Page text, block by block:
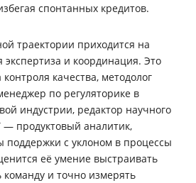
спонтанных кредитов.
траектории приходится на
экспертиза и координация. Это
качества, методолог
по регуляторике в
индустрии, редактор научного
— продуктовый аналитик,
поддержки с уклоном в процессы
её умение выстраивать
команду и точно измерять